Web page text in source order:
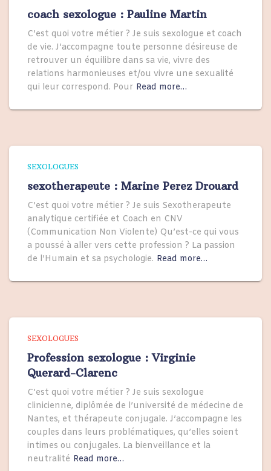
coach sexologue : Pauline Martin
C’est quoi votre métier ? Je suis sexologue et coach
de vie. J’accompagne toute personne désireuse de
retrouver un équilibre dans sa vie, vivre des
relations harmonieuses et/ou vivre une sexualité
qui leur correspond. Pour Read more…
SEXOLOGUES
sexotherapeute : Marine Perez Drouard
C’est quoi votre métier ? Je suis Sexotherapeute
analytique certifiée et Coach en CNV
(Communication Non Violente) Qu’est-ce qui vous
a poussé à aller vers cette profession ? La passion
de l’Humain et sa psychologie. Read more…
SEXOLOGUES
Profession sexologue : Virginie
Querard-Clarenc
C’est quoi votre métier ? Je suis sexologue
clinicienne, diplômée de l’université de médecine de
Nantes, et thérapeute conjugale. J’accompagne les
couples dans leurs problématiques, qu’elles soient
intimes ou conjugales. La bienveillance et la
neutralité Read more…